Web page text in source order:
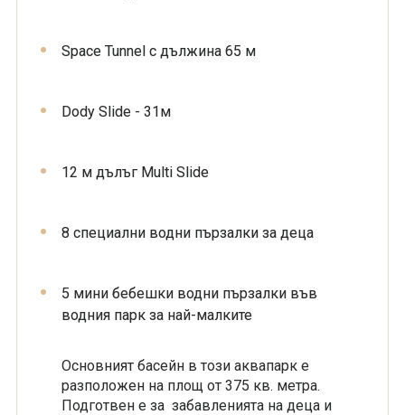
Space Tunnel с дължина 65 м
Dody Slide - 31м
12 м дълъг Multi Slide
8 специални водни пързалки за деца
5 мини бебешки водни пързалки във
водния парк за най-малките
Основният басейн в този аквапарк е
разположен на площ от 375 кв. метра.
Подготвен е за забавленията на деца и